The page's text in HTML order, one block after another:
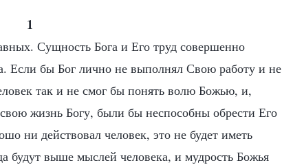
1
Сущность Бога и Его труд совершенно
Если бы Бог лично не выполнял Свою работу и не
так и не смог бы понять волю Божью, и,
жизнь Богу, были бы неспособны обрести Его
ни действовал человек, это не будет иметь
будут выше мыслей человека, и мудрость Божья